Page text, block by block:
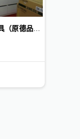
家親水電系統廚具（原德品水電行）台中櫻花及各大廠牌熱水器安裝，維修